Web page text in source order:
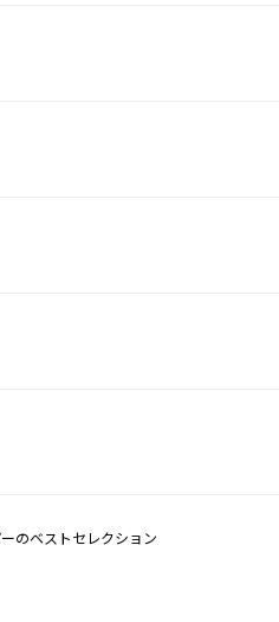
のベストセレクション